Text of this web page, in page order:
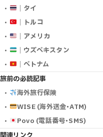
｜タイ
｜トルコ
｜アメリカ
｜ウズベキスタン
｜ベトナム
旅前の必読記事
海外旅行保険
WISE (海外送金･ATM)
Povo (電話番号･SMS)